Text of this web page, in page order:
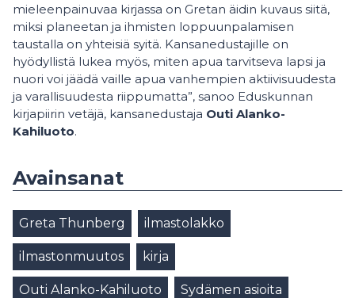
mieleenpainuvaa kirjassa on Gretan äidin kuvaus siitä,
miksi planeetan ja ihmisten loppuunpalamisen
taustalla on yhteisiä syitä. Kansanedustajille on
hyödyllistä lukea myös, miten apua tarvitseva lapsi ja
nuori voi jäädä vaille apua vanhempien aktiivisuudesta
ja varallisuudesta riippumatta”, sanoo Eduskunnan
kirjapiirin vetäjä, kansanedustaja Outi Alanko-
Kahiluoto.
Avainsanat
Greta Thunberg ilmastolakko
ilmastonmuutos kirja
Outi Alanko-Kahiluoto Sydämen asioita